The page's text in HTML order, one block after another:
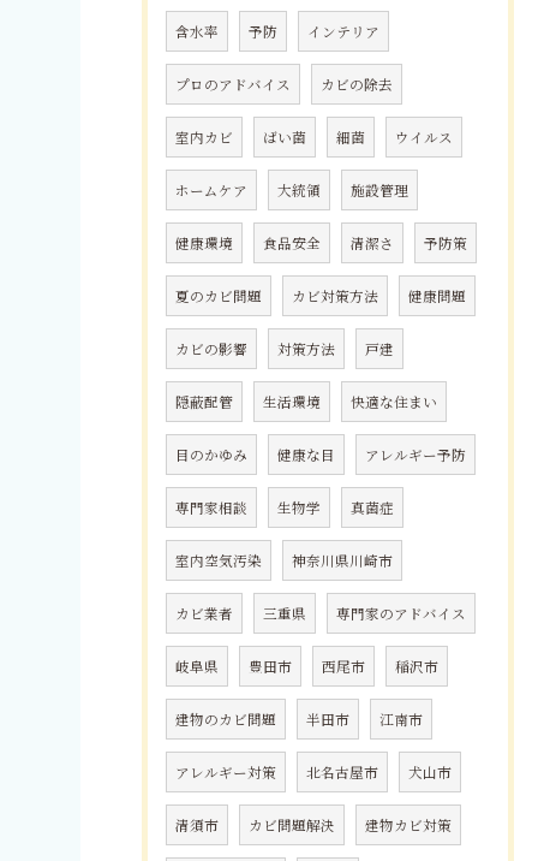
含水率 予防 インテリア
プロのアドバイス カビの除去
室内カビ ばい菌 細菌 ウイルス
ホームケア 大統領 施設管理
健康環境 食品安全 清潔さ 予防策
夏のカビ問題 カビ対策方法 健康問題
カビの影響 対策方法 戸建
隠蔽配管 生活環境 快適な住まい
目のかゆみ 健康な目 アレルギー予防
専門家相談 生物学 真菌症
室内空気汚染 神奈川県川崎市
カビ業者 三重県 専門家のアドバイス
岐阜県 豊田市 西尾市 稲沢市
建物のカビ問題 半田市 江南市
アレルギー対策 北名古屋市 犬山市
清須市 カビ問題解決 建物カビ対策